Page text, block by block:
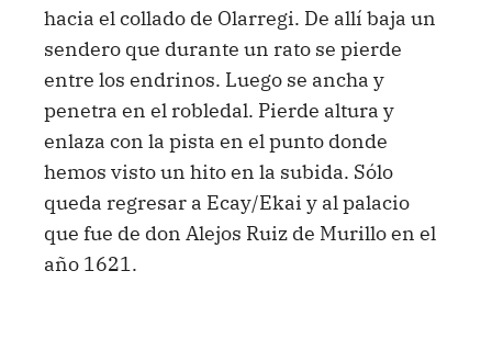
hacia el collado de Olarregi. De allí baja un
sendero que durante un rato se pierde
entre los endrinos. Luego se ancha y
penetra en el robledal. Pierde altura y
enlaza con la pista en el punto donde
hemos visto un hito en la subida. Sólo
queda regresar a Ecay/Ekai y al palacio
que fue de don Alejos Ruiz de Murillo en el
año 1621.